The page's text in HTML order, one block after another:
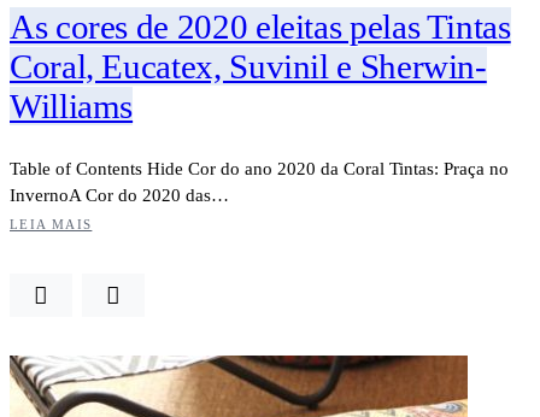
As cores de 2020 eleitas pelas Tintas
Coral, Eucatex, Suvinil e Sherwin-
Williams
Table of Contents Hide Cor do ano 2020 da Coral Tintas: Praça no
InvernoA Cor do 2020 das…
LEIA MAIS